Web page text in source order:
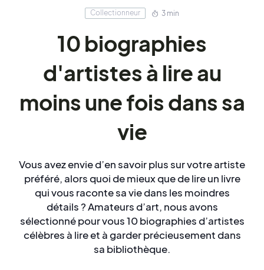
Collectionneur 3 min
10 biographies
d'artistes à lire au
moins une fois dans sa
vie
Vous avez envie d’en savoir plus sur votre artiste
préféré, alors quoi de mieux que de lire un livre
qui vous raconte sa vie dans les moindres
détails ? Amateurs d’art, nous avons
sélectionné pour vous 10 biographies d’artistes
célèbres à lire et à garder précieusement dans
sa bibliothèque.